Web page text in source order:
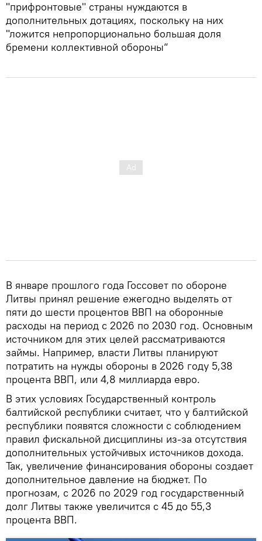
"прифронтовые" страны нуждаются в
дополнительных дотациях, поскольку на них
"ложится непропорционально большая доля
бремени коллективной обороны“
В январе прошлого года Госсовет по обороне
Литвы принял решение ежегодно выделять от
пяти до шести процентов ВВП на оборонные
расходы на период с 2026 по 2030 год. Основным
источником для этих целей рассматриваются
займы. Например, власти Литвы планируют
потратить на нужды обороны в 2026 году 5,38
процента ВВП, или 4,8 миллиарда евро.
В этих условиях Государственный контроль
балтийской республики считает, что у балтийской
республики появятся сложности с соблюдением
правил фискальной дисциплины из-за отсутствия
дополнительных устойчивых источников дохода.
Так, увеличение финансирования обороны создает
дополнительное давление на бюджет. По
прогнозам, с 2026 по 2029 год государственный
долг Литвы также увеличится с 45 до 55,3
процента ВВП.